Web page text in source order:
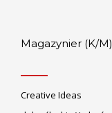
Magazynier (K/M)
Creative Ideas